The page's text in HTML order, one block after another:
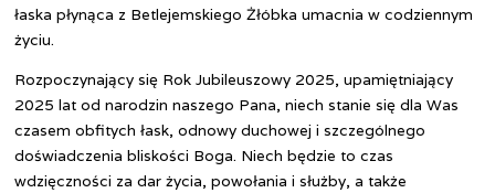
łaska płynąca z Betlejemskiego Żłóbka umacnia w codziennym
życiu.
Rozpoczynający się Rok Jubileuszowy 2025, upamiętniający
2025 lat od narodzin naszego Pana, niech stanie się dla Was
czasem obfitych łask, odnowy duchowej i szczególnego
doświadczenia bliskości Boga. Niech będzie to czas
wdzięczności za dar życia, powołania i służby, a także